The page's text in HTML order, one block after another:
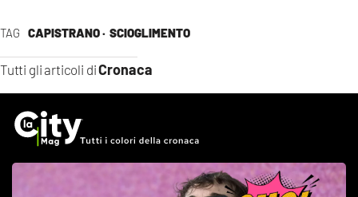
TAG CAPISTRANO · SCIOGLIMENTO
Tutti gli articoli diCronaca